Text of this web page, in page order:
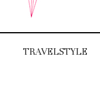
TRAVELSTYLE